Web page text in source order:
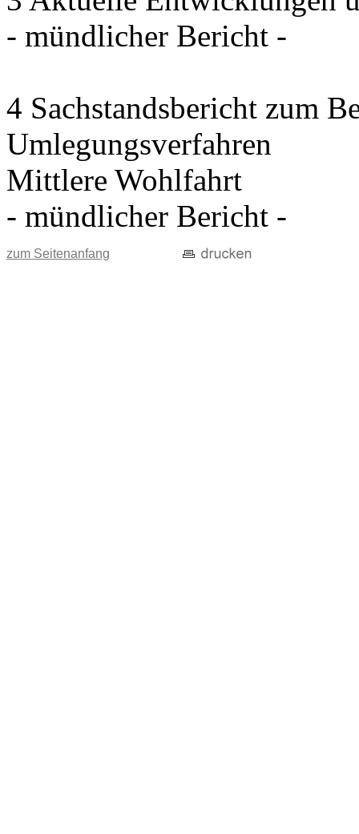
- mündlicher Bericht -
4 Sachstandsbericht zum
Umlegungsverfahren
Mittlere Wohlfahrt
- mündlicher Bericht -
zum Seitenanfang